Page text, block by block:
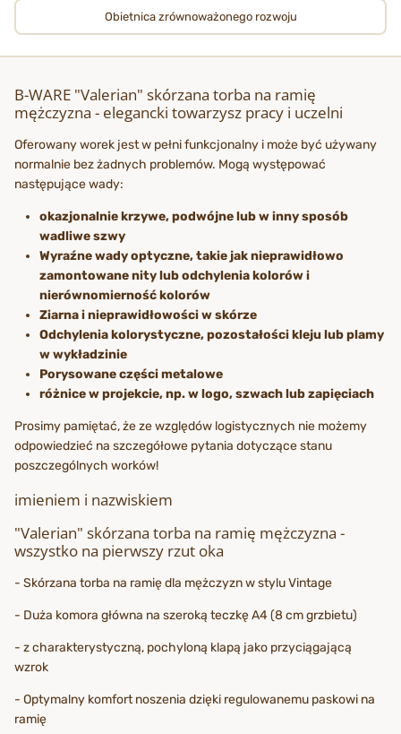
Obietnica zrównoważonego rozwoju
B-WARE "Valerian" skórzana torba na ramię
mężczyzna - elegancki towarzysz pracy i uczelni
Oferowany worek jest w pełni funkcjonalny i może być używany
normalnie bez żadnych problemów. Mogą występować
następujące wady:
okazjonalnie krzywe, podwójne lub w inny sposób
wadliwe szwy
Wyraźne wady optyczne, takie jak nieprawidłowo
zamontowane nity lub odchylenia kolorów i
nierównomierność kolorów
Ziarna i nieprawidłowości w skórze
Odchylenia kolorystyczne, pozostałości kleju lub plamy
w wykładzinie
Porysowane części metalowe
różnice w projekcie, np. w logo, szwach lub zapięciach
Prosimy pamiętać, że ze względów logistycznych nie możemy
odpowiedzieć na szczegółowe pytania dotyczące stanu
poszczególnych worków!
imieniem i nazwiskiem
"Valerian" skórzana torba na ramię mężczyzna -
wszystko na pierwszy rzut oka
- Skórzana torba na ramię dla mężczyzn w stylu Vintage
- Duża komora główna na szeroką teczkę A4 (8 cm grzbietu)
- z charakterystyczną, pochyloną klapą jako przyciągającą
wzrok
- Optymalny komfort noszenia dzięki regulowanemu paskowi na
ramię